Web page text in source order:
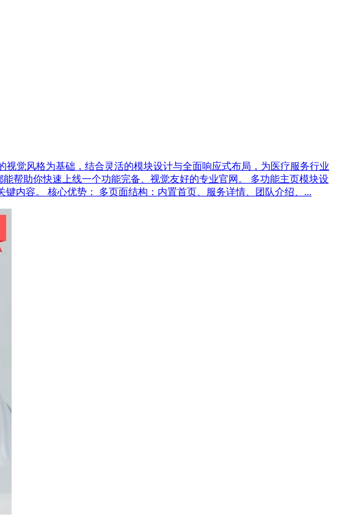
觉风格为基础，结合灵活的模块设计与全面响应式布局，为医疗服务行业
帮助你快速上线一个功能完备、视觉友好的专业官网。 多功能主页模块设
内容。 核心优势： 多页面结构：内置首页、服务详情、团队介绍、...